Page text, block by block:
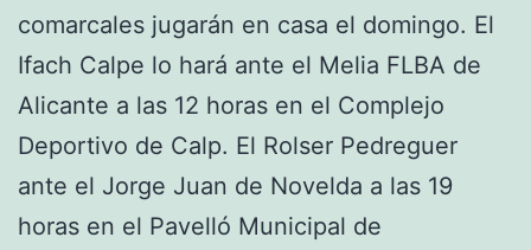
comarcales jugarán en casa el domingo. El
Ifach Calpe lo hará ante el Melia FLBA de
Alicante a las 12 horas en el Complejo
Deportivo de Calp. El Rolser Pedreguer
ante el Jorge Juan de Novelda a las 19
horas en el Pavelló Municipal de